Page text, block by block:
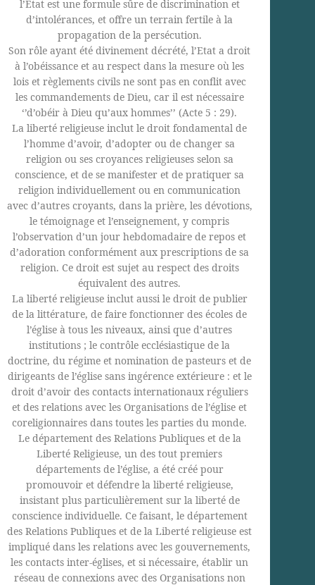
l’Etat est une formule sûre de discrimination et
d’intolérances, et offre un terrain fertile à la
propagation de la persécution.
Son rôle ayant été divinement décrété, l’Etat a droit
à l’obéissance et au respect dans la mesure où les
lois et règlements civils ne sont pas en conflit avec
les commandements de Dieu, car il est nécessaire
‘’d’obéir à Dieu qu’aux hommes’’ (Acte 5 : 29).
La liberté religieuse inclut le droit fondamental de
l’homme d’avoir, d’adopter ou de changer sa
religion ou ses croyances religieuses selon sa
conscience, et de se manifester et de pratiquer sa
religion individuellement ou en communication
avec d’autres croyants, dans la prière, les dévotions,
le témoignage et l’enseignement, y compris
l’observation d’un jour hebdomadaire de repos et
d’adoration conformément aux prescriptions de sa
religion. Ce droit est sujet au respect des droits
équivalent des autres.
La liberté religieuse inclut aussi le droit de publier
de la littérature, de faire fonctionner des écoles de
l’église à tous les niveaux, ainsi que d’autres
institutions ; le contrôle ecclésiastique de la
doctrine, du régime et nomination de pasteurs et de
dirigeants de l’église sans ingérence extérieure : et le
droit d’avoir des contacts internationaux réguliers
et des relations avec les Organisations de l’église et
coreligionnaires dans toutes les parties du monde.
Le département des Relations Publiques et de la
Liberté Religieuse, un des tout premiers
départements de l’église, a été créé pour
promouvoir et défendre la liberté religieuse,
insistant plus particulièrement sur la liberté de
conscience individuelle. Ce faisant, le département
des Relations Publiques et de la Liberté religieuse est
impliqué dans les relations avec les gouvernements,
les contacts inter-églises, et si nécessaire, établir un
réseau de connexions avec des Organisations non